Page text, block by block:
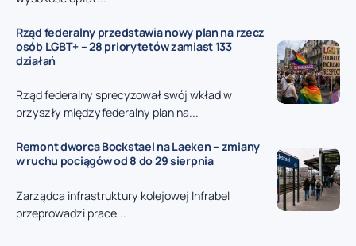
Rząd federalny przedstawia nowy plan na rzecz
osób LGBT+ – 28 priorytetów zamiast 133
działań
Rząd federalny sprecyzował swój wkład w
przyszły międzyfederalny plan na...
Remont dworca Bockstael na Laeken – zmiany
w ruchu pociągów od 8 do 29 sierpnia
Zarządca infrastruktury kolejowej Infrabel
przeprowadzi prace...